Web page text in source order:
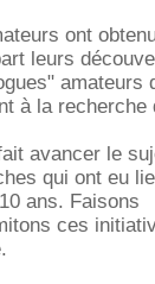
ont
leurs
amateurs
à la recherche
avancer le
qui ont eu
ans. Faisons
ces